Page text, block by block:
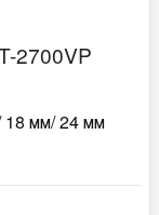
2700VP
мм/ 24 мм